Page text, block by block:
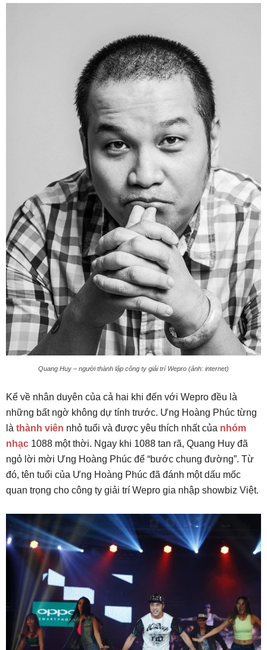
Quang Huy – người thành lập công ty giải trí Wepro (ảnh: internet)
Kể về nhân duyên của cả hai khi đến với Wepro đều là
những bất ngờ không dự tính trước. Ưng Hoàng Phúc từng
là thành viên nhỏ tuổi và được yêu thích nhất của nhóm
nhạc 1088 một thời. Ngay khi 1088 tan rã, Quang Huy đã
ngỏ lời mời Ưng Hoàng Phúc để “bước chung đường”. Từ
đó, tên tuổi của Ưng Hoàng Phúc đã đánh một dấu mốc
quan trọng cho công ty giải trí Wepro gia nhập showbiz Việt.